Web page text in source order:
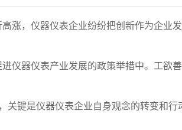
涨，仪器仪表企业纷纷把创新作为企业
器仪表产业发展的政策举措中。工欲
是仪器仪表企业自身观念的转变和行